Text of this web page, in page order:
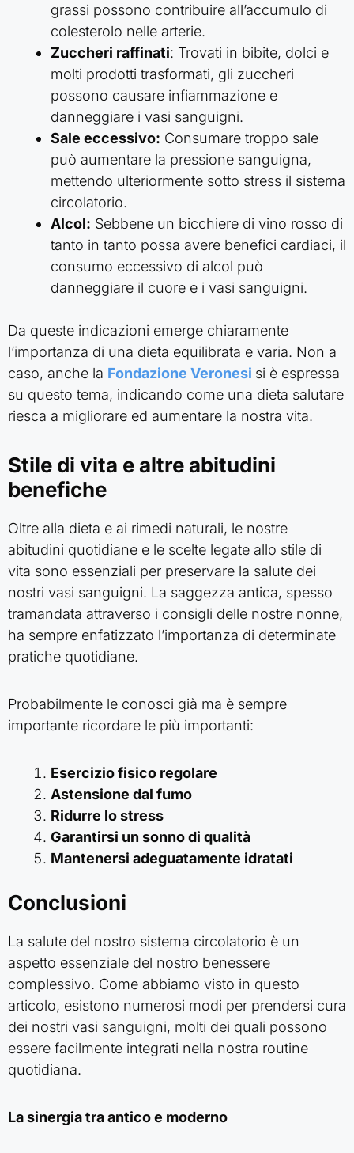
grassi possono contribuire all’accumulo di
colesterolo nelle arterie.
Zuccheri raffinati: Trovati in bibite, dolci e
molti prodotti trasformati, gli zuccheri
possono causare infiammazione e
danneggiare i vasi sanguigni.
Sale eccessivo: Consumare troppo sale
può aumentare la pressione sanguigna,
mettendo ulteriormente sotto stress il sistema
circolatorio.
Alcol: Sebbene un bicchiere di vino rosso di
tanto in tanto possa avere benefici cardiaci, il
consumo eccessivo di alcol può
danneggiare il cuore e i vasi sanguigni.
Da queste indicazioni emerge chiaramente
l’importanza di una dieta equilibrata e varia. Non a
caso, anche la Fondazione Veronesi si è espressa
su questo tema, indicando come una dieta salutare
riesca a migliorare ed aumentare la nostra vita.
Stile di vita e altre abitudini
benefiche
Oltre alla dieta e ai rimedi naturali, le nostre
abitudini quotidiane e le scelte legate allo stile di
vita sono essenziali per preservare la salute dei
nostri vasi sanguigni. La saggezza antica, spesso
tramandata attraverso i consigli delle nostre nonne,
ha sempre enfatizzato l’importanza di determinate
pratiche quotidiane.
Probabilmente le conosci già ma è sempre
importante ricordare le più importanti:
Esercizio fisico regolare
Astensione dal fumo
Ridurre lo stress
Garantirsi un sonno di qualità
Mantenersi adeguatamente idratati
Conclusioni
La salute del nostro sistema circolatorio è un
aspetto essenziale del nostro benessere
complessivo. Come abbiamo visto in questo
articolo, esistono numerosi modi per prendersi cura
dei nostri vasi sanguigni, molti dei quali possono
essere facilmente integrati nella nostra routine
quotidiana.
La sinergia tra antico e moderno